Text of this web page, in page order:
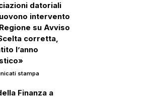
datoriali
intervento
su Avviso
corretta,
l’anno
stampa
Finanza a